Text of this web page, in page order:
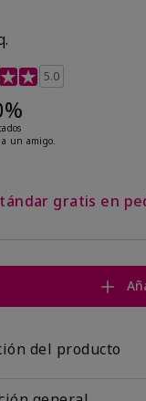
de clientes de 3,4
5.0
un amigo.
gratis en
del producto